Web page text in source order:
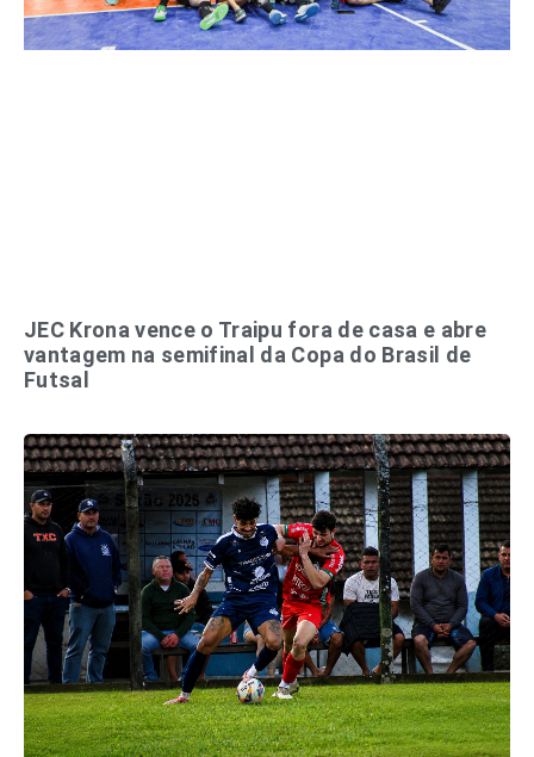
JEC Krona vence o Traipu fora de casa e abre
vantagem na semifinal da Copa do Brasil de
Futsal